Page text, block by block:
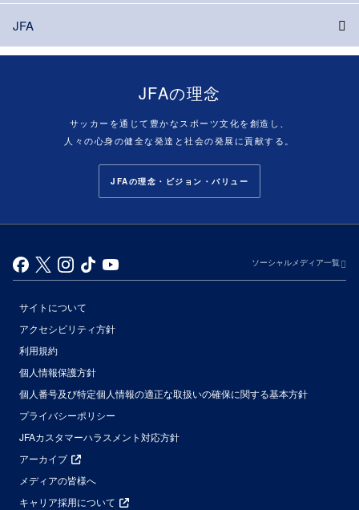
JFA
JFAの理念
サッカーを通じて豊かなスポーツ文化を創造し、
人々の心身の健全な発達と社会の発展に貢献する。
JFAの理念・ビジョン・バリュー
ソーシャルメディア一覧
サイトについて
アクセシビリティ方針
利用規約
個人情報保護方針
個人番号及び特定個人情報の適正な取扱いの確保に関する基本方針
プライバシーポリシー
JFAカスタマーハラスメント対応方針
アーカイブ
メディアの皆様へ
キャリア採用について